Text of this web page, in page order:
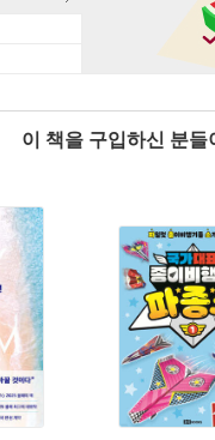
이 책을 구입하신 분